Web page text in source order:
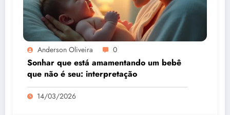
Anderson Oliveira 0
Sonhar que está amamentando um bebê
que não é seu: interpretação
14/03/2026